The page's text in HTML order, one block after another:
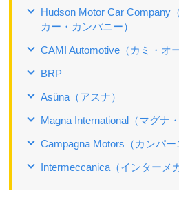
Hudson Motor Car Company
カー・カンパニー）
CAMI Automotive（カミ・オ
BRP
Asüna（アスナ）
Magna International（マグナ
Campagna Motors（カンパー
Intermeccanica（インターメ